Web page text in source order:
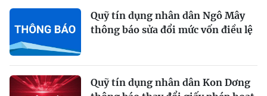
Quỹ tín dụng nhân dân Ngô Mây
thông báo sửa đổi mức vốn điều lệ
Quỹ tín dụng nhân dân Kon Dơng